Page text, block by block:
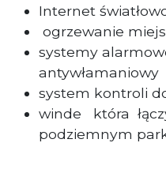
Internet
ogrzewanie
systemy
antywłamaniowy
system kontroli
winde która
podziemnym